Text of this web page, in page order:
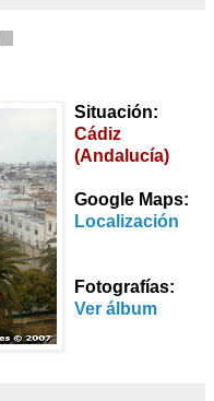
Situación:
Cádiz
(Andalucía)
Google Maps:
Localización
Fotografías:
Ver álbum